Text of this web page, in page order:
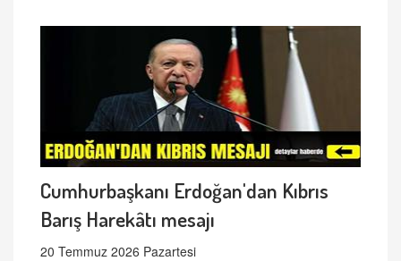
Cumhurbaşkanı Erdoğan'dan Kıbrıs
Barış Harekâtı mesajı
20 Temmuz 2026 Pazartesi